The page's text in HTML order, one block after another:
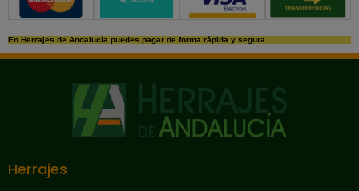
En Herrajes de Andalucía puedes pagar de forma rápida y segura
Herrajes